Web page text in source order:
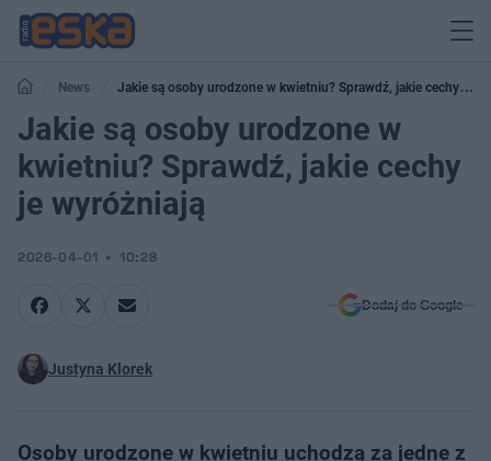
News
Jakie są osoby urodzone w kwietniu? Sprawdź, jakie cechy je
wyróżniają
Jakie są osoby urodzone w
kwietniu? Sprawdź, jakie cechy
je wyróżniają
2026-04-01 10:28
Dodaj do Google
Justyna Klorek
Osoby urodzone w kwietniu uchodzą za jedne z